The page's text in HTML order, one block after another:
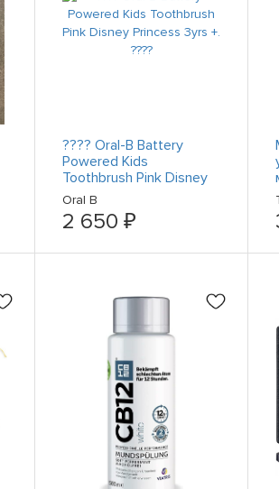
???? Oral-B Battery
Powered Kids
Toothbrush Pink Disney
Princess 3yrs +. ????
Oral B
2 650 ₽